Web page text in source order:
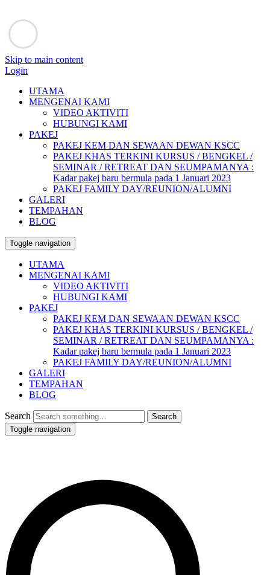
Skip to main content
Login
UTAMA
MENGENAI KAMI
VIDEO AKTIVITI
HUBUNGI KAMI
PAKEJ
PAKEJ KEM DAN SEWAAN DEWAN KSCC
PAKEJ KHAS TERKINI KURSUS / BENGKEL /
SEMINAR / RETREAT DAN SEUMPAMANYA :
Kadar pakej baru bermula pada 1 Januari 2023
PAKEJ FAMILY DAY/REUNION/ALUMNI
GALERI
TEMPAHAN
BLOG
Toggle navigation
UTAMA
MENGENAI KAMI
VIDEO AKTIVITI
HUBUNGI KAMI
PAKEJ
PAKEJ KEM DAN SEWAAN DEWAN KSCC
PAKEJ KHAS TERKINI KURSUS / BENGKEL /
SEMINAR / RETREAT DAN SEUMPAMANYA :
Kadar pakej baru bermula pada 1 Januari 2023
PAKEJ FAMILY DAY/REUNION/ALUMNI
GALERI
TEMPAHAN
BLOG
Search
Toggle navigation